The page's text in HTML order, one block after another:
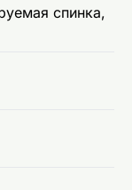
спинка,